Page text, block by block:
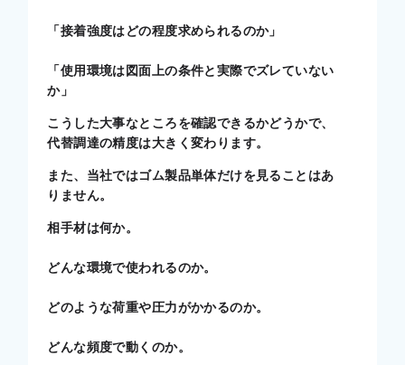
「接着強度はどの程度求められるのか」
「使用環境は図面上の条件と実際でズレていない
か」
こうした大事なところを確認できるかどうかで、
代替調達の精度は大きく変わります。
また、当社ではゴム製品単体だけを見ることはあ
りません。
相手材は何か。
どんな環境で使われるのか。
どのような荷重や圧力がかかるのか。
どんな頻度で動くのか。